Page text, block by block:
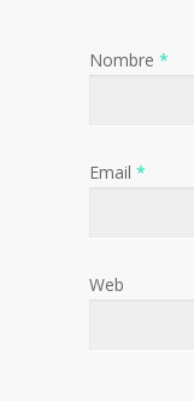
Nombre *
Email *
Web